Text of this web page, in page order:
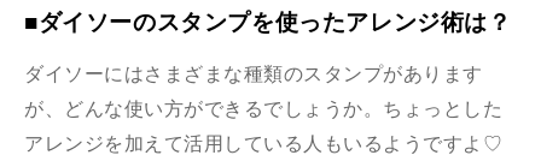
■ダイソーのスタンプを使ったアレンジ術は？
ダイソーにはさまざまな種類のスタンプがあります
が、どんな使い方ができるでしょうか。ちょっとした
アレンジを加えて活用している人もいるようですよ♡